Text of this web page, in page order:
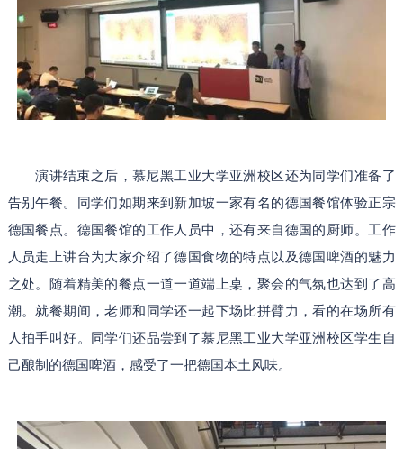
演讲结束之后，慕尼黑工业大学亚洲校区还为同学们准备了
告别午餐。同学们如期来到新加坡一家有名的德国餐馆体验正宗
德国餐点。德国餐馆的工作人员中，还有来自德国的厨师。工作
人员走上讲台为大家介绍了德国食物的特点以及德国啤酒的魅力
之处。随着精美的餐点一道一道端上桌，聚会的气氛也达到了高
潮。就餐期间，老师和同学还一起下场比拼臂力，看的在场所有
人拍手叫好。同学们还品尝到了慕尼黑工业大学亚洲校区学生自
己酿制的德国啤酒，感受了一把德国本土风味。